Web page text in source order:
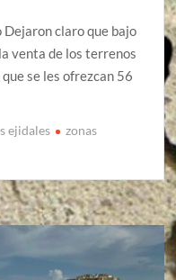
claro que bajo
venta de los terrenos
se les ofrezcan 56
ejidales
zonas